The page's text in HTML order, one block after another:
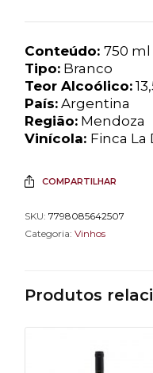
Conteúdo: 750 ml
Tipo:Branco
Teor Alcoólico:
País:Argentina
Região:Mendoza
Vinícola: Finca La
COMPARTILHAR
SKU: 7798085642507
Categoria: Vinhos
Produtos